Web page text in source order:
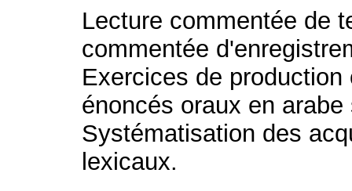
Lecture commentée de
commentée
Exercices de
énoncés oraux en
Systématisation des
lexicaux.